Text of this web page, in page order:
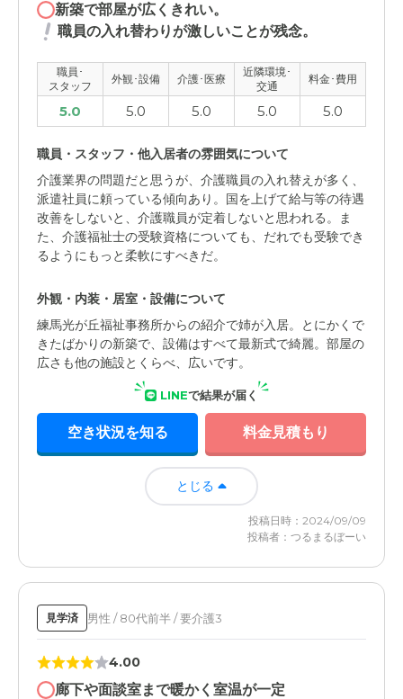
新築で部屋が広くきれい。
職員の入れ替わりが激しいことが残念。
職員･
スタッフ
外観･設備 介護･医療
近隣環境･
交通
料金･費用
5.0 5.0 5.0 5.0 5.0
職員・スタッフ・他入居者の雰囲気について
介護業界の問題だと思うが、介護職員の入れ替えが多く、
派遣社員に頼っている傾向あり。国を上げて給与等の待遇
改善をしないと、介護職員が定着しないと思われる。ま
た、介護福祉士の受験資格についても、だれでも受験でき
るようにもっと柔軟にすべきだ。
外観・内装・居室・設備について
練馬光が丘福祉事務所からの紹介で姉が入居。とにかくで
きたばかりの新築で、設備はすべて最新式で綺麗。部屋の
広さも他の施設とくらべ、広いです。
LINEで結果が届く
空き状況を知る 料金見積もり
とじる
投稿日時：2024/09/09
投稿者：つるまるぼーい
見学済 男性 / 80代前半 / 要介護3
4.00
廊下や面談室まで暖かく室温が一定